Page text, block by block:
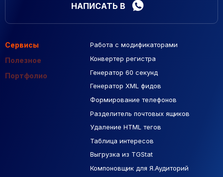
НАПИСАТЬ В
Сервисы
Полезное
Портфолио
Работа с модификаторами
Конвертер регистра
Генератор 60 секунд
Генератор XML фидов
Формирование телефонов
Разделитель почтовых ящиков
Удаление HTML тегов
Таблица интересов
Выгрузка из TGStat
Компоновщик для Я.Аудиторий
Подборка сайтов
Макеты Figma
База Яндекс Карты
РСЯ площадки
Созданные сайты
Контекстная реклама